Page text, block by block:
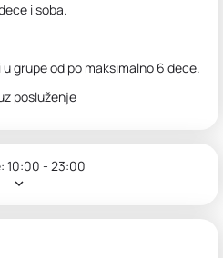
i soba.
grupe od po maksimalno 6 dece.
posluženje
10:00 - 23:00